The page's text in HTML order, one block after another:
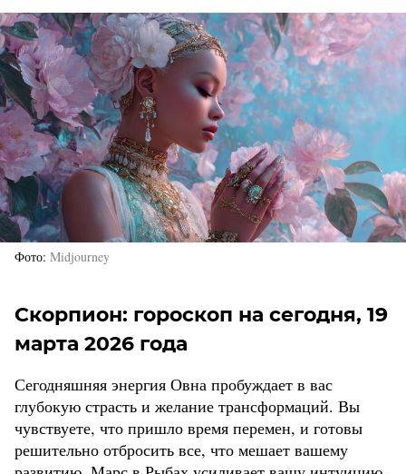
Фото Midjourney
Скорпион: гороскоп на сегодня, 19
марта 2026 года
Сегодняшняя энергия Овна пробуждает в вас
глубокую страсть и желание трансформаций. Вы
чувствуете, что пришло время перемен, и готовы
решительно отбросить все, что мешает вашему